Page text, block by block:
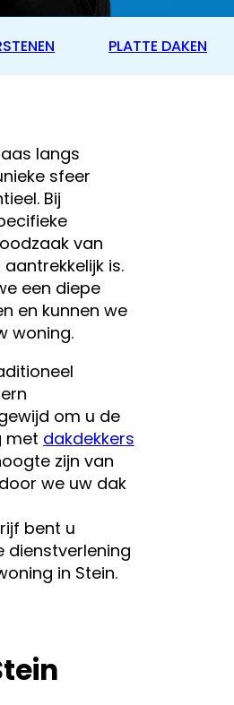
PLATTE DAKEN
langs
sfeer
Bij
van
is.
een diepe
en kunnen we
woning.
om u de
met dakdekkers
zijn van
we uw dak
bent u
dienstverlening
in Stein.